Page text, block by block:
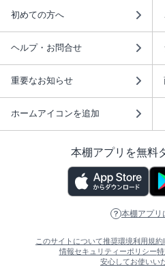
初めての方へ
ヘルプ・お問合せ
重要なお知らせ
ホームアイコンを追加
本棚アプリを無料
本棚アプリ
このサイトについて推奨環境利用規約
情報セキュリティーポリシー
安心してお使いい